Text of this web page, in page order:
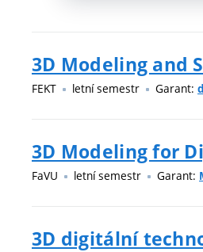
3D Modeling and
FEKT letní semestr Garant:
3D Modeling for
FaVU letní semestr Garant:
3D digitální